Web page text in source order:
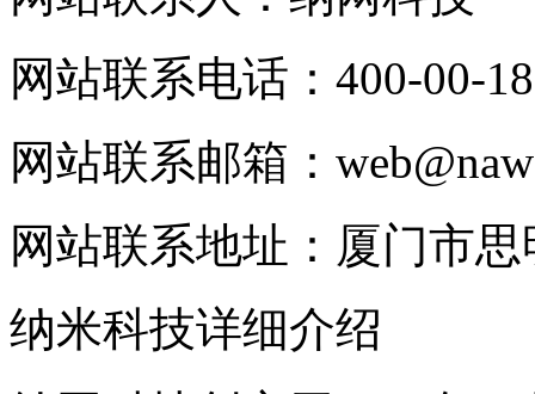
网站联系电话：400-00-
网站联系邮箱：
网站联系地址：厦门市
纳米科技详细介绍